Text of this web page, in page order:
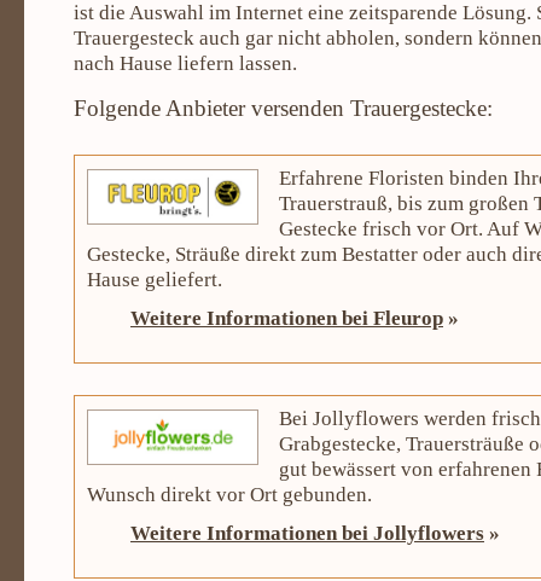
ist die Auswahl im Internet eine zeitsparende Lösung.
Trauergesteck auch gar nicht abholen, sondern
nach Hause liefern lassen.
Folgende Anbieter versenden Trauergestecke:
Erfahrene Floristen binden
Trauerstrauß, bis zum großen
Gestecke frisch vor Ort. Auf
Gestecke, Sträuße direkt zum Bestatter oder auch
Hause geliefert.
Weitere Informationen bei Fleurop »
Bei Jollyflowers werden
Grabgestecke, Trauersträuße
gut bewässert von erfahrenen
Wunsch direkt vor Ort gebunden.
Weitere Informationen bei Jollyflowers »